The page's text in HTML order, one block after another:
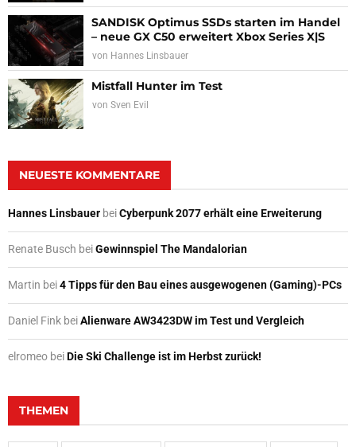
SANDISK Optimus SSDs starten im Handel
– neue GX C50 erweitert Xbox Series X|S
von Hannes Linsbauer
Mistfall Hunter im Test
von Sven Evil
NEUESTE KOMMENTARE
Hannes Linsbauer beiCyberpunk 2077 erhält eine Erweiterung
Renate Busch beiGewinnspiel The Mandalorian
Martin bei4 Tipps für den Bau eines ausgewogenen (Gaming)-PCs
Daniel Fink beiAlienware AW3423DW im Test und Vergleich
elromeo beiDie Ski Challenge ist im Herbst zurück!
THEMEN